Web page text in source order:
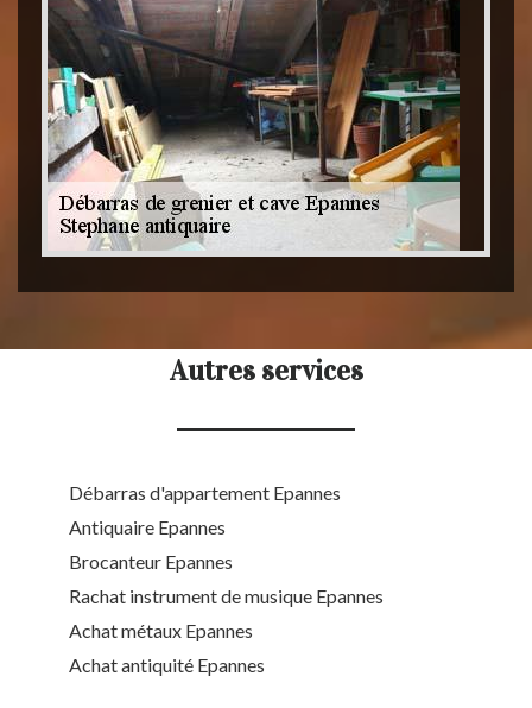
Autres services
Débarras d'appartement Epannes
Antiquaire Epannes
Brocanteur Epannes
Rachat instrument de musique Epannes
Achat métaux Epannes
Achat antiquité Epannes